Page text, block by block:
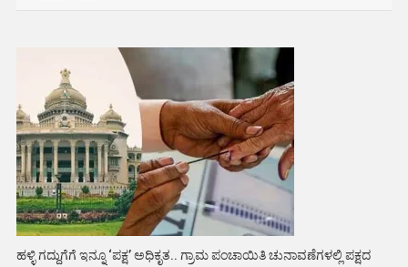
ಹಳ್ಳಿ ಗದ್ದುಗೆಗೆ ಇನ್ನೂ ‘ಪಕ್ಷ’ ಅಧಿಕೃತ.. ಗ್ರಾಮ ಪಂಚಾಯಿತಿ ಚುನಾವಣೆಗಳಲ್ಲಿ ಪಕ್ಷದ